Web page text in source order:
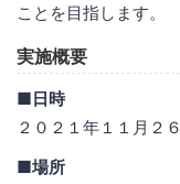
ことを目指します。
実施概要
■日時
２０２１年１１月２
■場所